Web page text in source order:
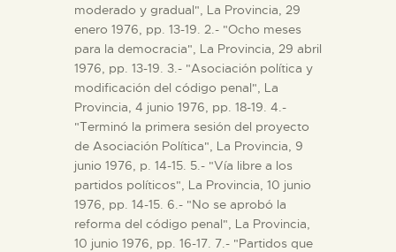
moderado y gradual", La Provincia, 29
enero 1976, pp. 13-19. 2.- "Ocho meses
para la democracia", La Provincia, 29 abril
1976, pp. 13-19. 3.- "Asociación política y
modificación del código penal", La
Provincia, 4 junio 1976, pp. 18-19. 4.-
"Terminó la primera sesión del proyecto
de Asociación Política", La Provincia, 9
junio 1976, p. 14-15. 5.- "Vía libre a los
partidos políticos", La Provincia, 10 junio
1976, pp. 14-15. 6.- "No se aprobó la
reforma del código penal", La Provincia,
10 junio 1976, pp. 16-17. 7.- "Partidos que